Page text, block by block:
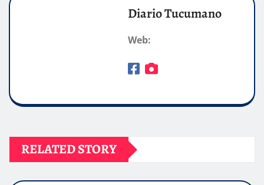
Diario Tucumano
Web:
RELATED STORY